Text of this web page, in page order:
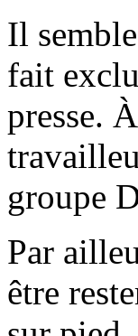
Il
fait
presse.
groupe
Par
être